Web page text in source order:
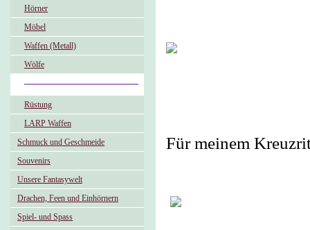
Hörner
Möbel
Waffen (Metall)
Wölfe
Rüstung
LARP Waffen
Schmuck und Geschmeide
Souvenirs
Unsere Fantasywelt
Drachen, Feen und Einhörnern
Spiel- und Spass
Für meinem